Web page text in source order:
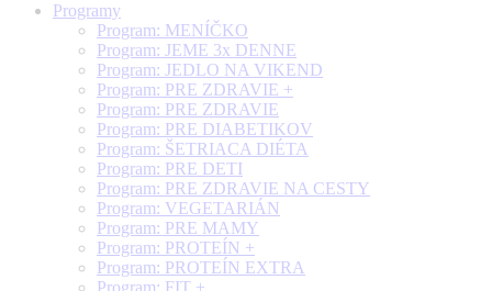
Programy
Program: MENÍČKO
Program: JEME 3x DENNE
Program: JEDLO NA VIKEND
Program: PRE ZDRAVIE +
Program: PRE ZDRAVIE
Program: PRE DIABETIKOV
Program: ŠETRIACA DIÉTA
Program: PRE DETI
Program: PRE ZDRAVIE NA CESTY
Program: VEGETARIÁN
Program: PRE MAMY
Program: PROTEÍN +
Program: PROTEÍN EXTRA
Program: FIT +